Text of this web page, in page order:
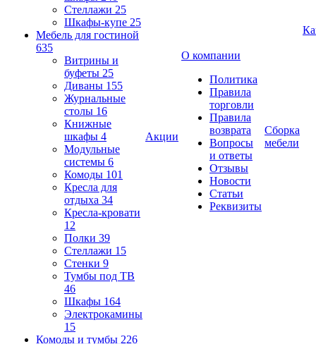
Стеллажи 25
Шкафы-купе 25
Мебель для гостиной
635
Витрины и
буфеты 25
Диваны 155
Журнальные
столы 16
Книжные
шкафы 4
Модульные
системы 6
Комоды 101
Кресла для
отдыха 34
Кресла-кровати
12
Полки 39
Стеллажи 15
Стенки 9
Тумбы под ТВ
46
Шкафы 164
Электрокамины
15
Комоды и тумбы 226
Акции
О компании
Политика
Правила
торговли
Правила
возврата
Вопросы
и ответы
Отзывы
Новости
Статьи
Реквизиты
Сборка
мебели